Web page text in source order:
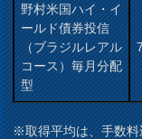
野村米国ハイ・イ
ールド債券投信
（ブラジルレアル
コース）毎月分配
型
※取得平均は、手数料